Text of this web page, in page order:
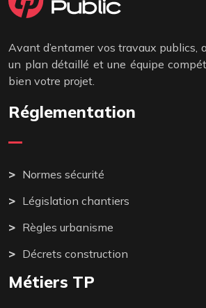
Avant d’entamer vos travaux publics,
un plan détaillé et une équipe
bien votre projet.
Réglementation
Normes sécurité
Législation chantiers
Règles urbanisme
Décrets construction
Métiers TP